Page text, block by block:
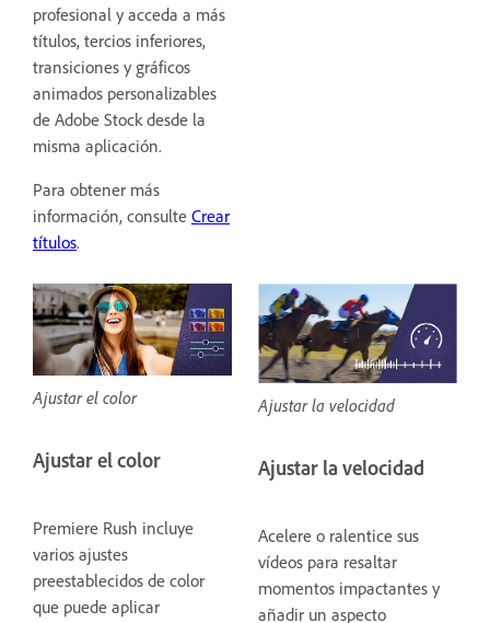
profesional y acceda a más
títulos, tercios inferiores,
transiciones y gráficos
animados personalizables
de Adobe Stock desde la
misma aplicación.
Para obtener más
información, consulte Crear
títulos.
Ajustar el color
Ajustar el color
Premiere Rush incluye
varios ajustes
preestablecidos de color
que puede aplicar
Ajustar la velocidad
Ajustar la velocidad
Acelere o ralentice sus
vídeos para resaltar
momentos impactantes y
añadir un aspecto